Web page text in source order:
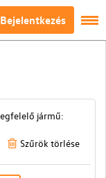
Bejelentkezés
jármű:
Szűrök törlése